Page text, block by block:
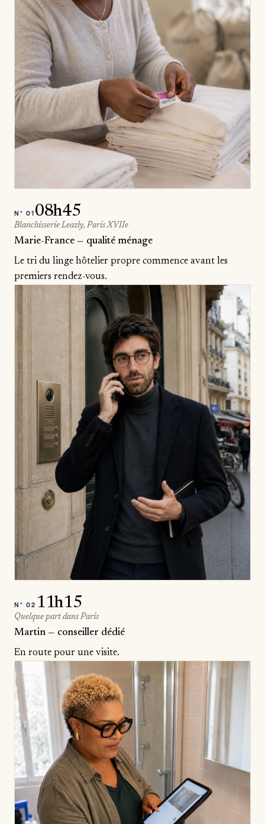
N° 01 08h45
Blanchisserie Leazly, Paris XVIIe
Marie-France — qualité ménage
Le tri du linge hôtelier propre commence avant les
premiers rendez-vous.
N° 02 11h15
Quelque part dans Paris
Martin — conseiller dédié
En route pour une visite.